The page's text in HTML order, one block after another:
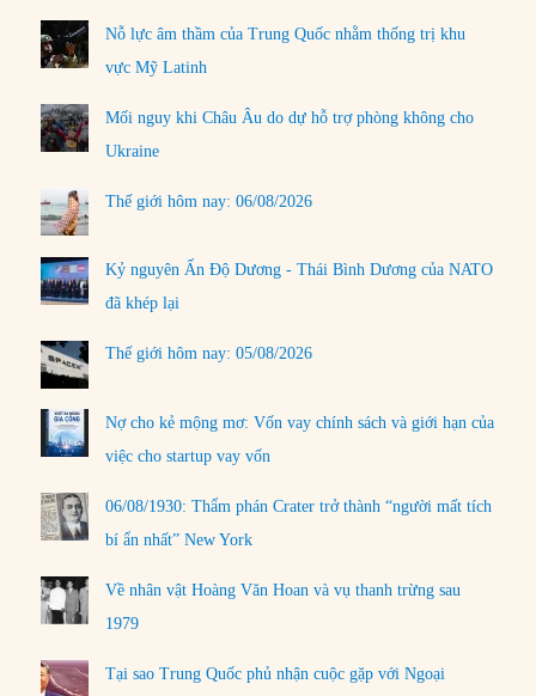
Nỗ lực âm thầm của Trung Quốc nhằm thống trị khu
vực Mỹ Latinh
Mối nguy khi Châu Âu do dự hỗ trợ phòng không cho
Ukraine
Thế giới hôm nay: 06/08/2026
Kỷ nguyên Ấn Độ Dương - Thái Bình Dương của NATO
đã khép lại
Thế giới hôm nay: 05/08/2026
Nợ cho kẻ mộng mơ: Vốn vay chính sách và giới hạn của
việc cho startup vay vốn
06/08/1930: Thẩm phán Crater trở thành “người mất tích
bí ẩn nhất” New York
Về nhân vật Hoàng Văn Hoan và vụ thanh trừng sau
1979
Tại sao Trung Quốc phủ nhận cuộc gặp với Ngoại